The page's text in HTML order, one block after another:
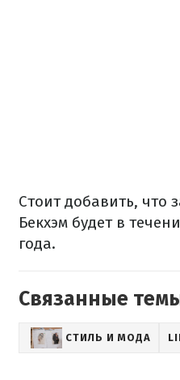
Стоит добавить, что
Бекхэм будет в
года.
Связанные
СТИЛЬ И МОДА